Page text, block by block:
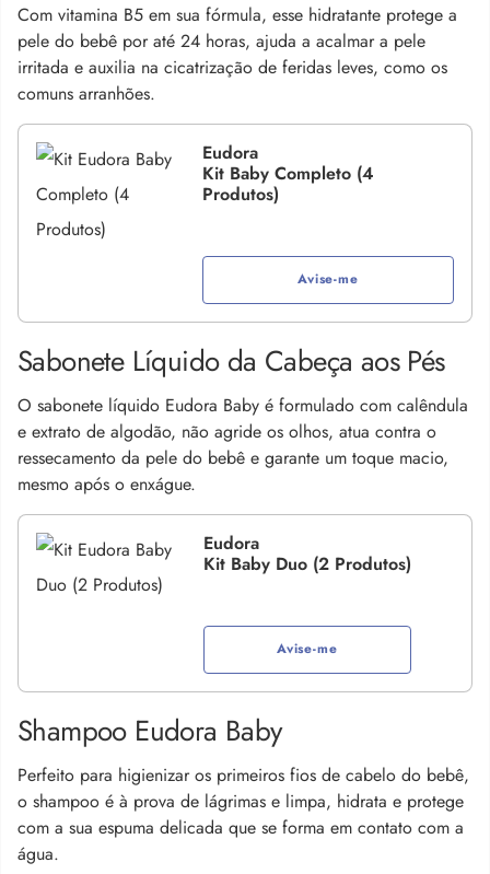
Com vitamina B5 em sua fórmula, esse hidratante protege a
pele do bebê por até 24 horas, ajuda a acalmar a pele
irritada e auxilia na cicatrização de feridas leves, como os
comuns arranhões.
Eudora
Kit Baby Completo (4
Produtos)
Avise-me
Sabonete Líquido da Cabeça aos Pés
O sabonete líquido Eudora Baby é formulado com calêndula
e extrato de algodão, não agride os olhos, atua contra o
ressecamento da pele do bebê e garante um toque macio,
mesmo após o enxágue.
Eudora
Kit Baby Duo (2 Produtos)
Avise-me
Shampoo Eudora Baby
Perfeito para higienizar os primeiros fios de cabelo do bebê,
o shampoo é à prova de lágrimas e limpa, hidrata e protege
com a sua espuma delicada que se forma em contato com a
água.